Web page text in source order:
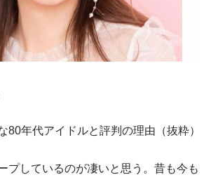
80年代アイドルと評判の理由（抜粋）
プしているのが凄いと思う。昔も今も